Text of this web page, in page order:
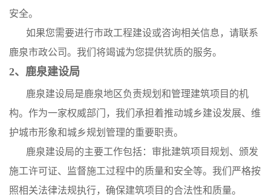
安全。
如果您需要进行市政工程建设或咨询相关信息，请联系
鹿泉市政公司。我们将竭诚为您提供犹质的服务。
2、鹿泉建设局
鹿泉建设局是鹿泉地区负责规划和管理建筑项目的机
构。作为一家权威部门，我们承担着推动城乡建设发展、维
护城市形象和城乡规划管理的重要职责。
鹿泉建设局的主要工作包括：审批建筑项目规划、颁发
施工许可证、监督施工过程中的质量和安全等。我们严格按
照相关法律法规执行，确保建筑项目的合法性和质量。